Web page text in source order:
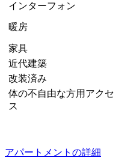
インターフォン
暖房
家具
近代建築
改装済み
体の不自由な方用アクセ
ス
アパートメントの詳細